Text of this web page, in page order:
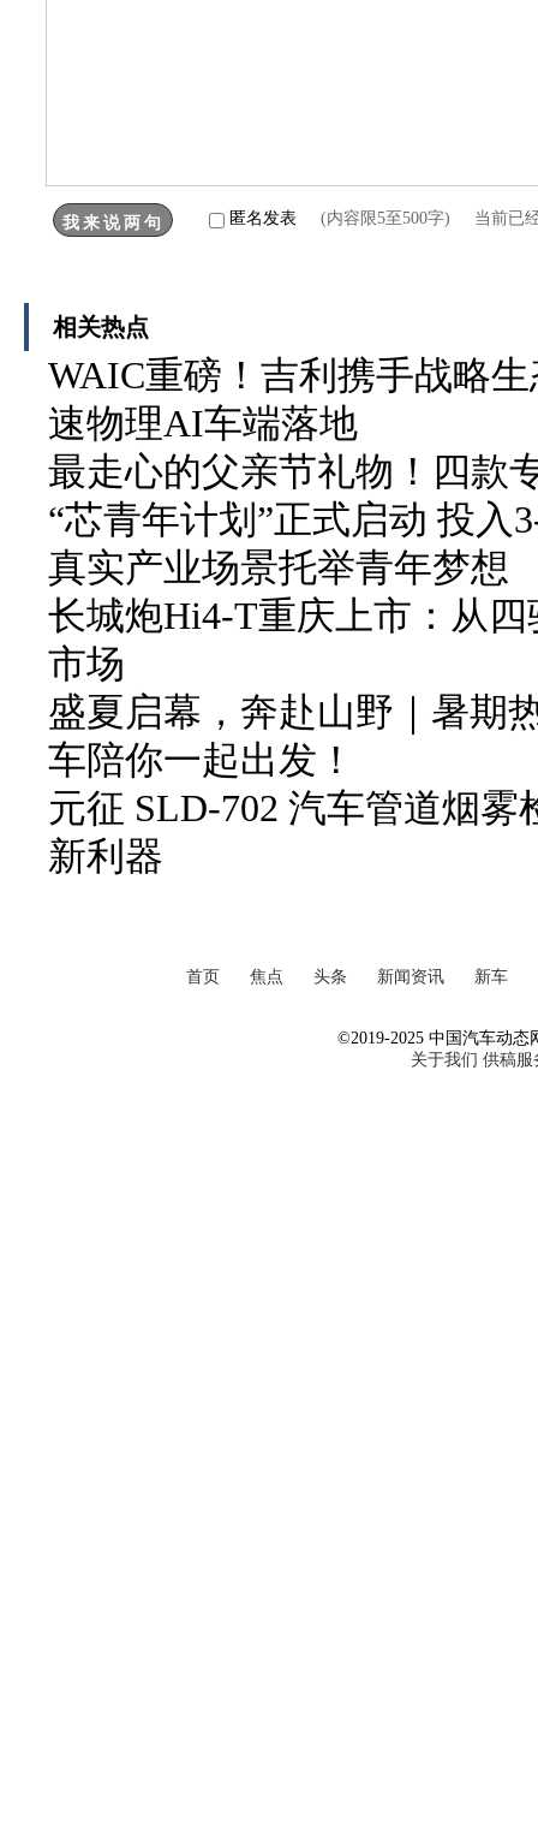
匿名发表 (内容限5至500字) 当前已
相关热点
WAIC重磅！吉利携手战略
速物理AI车端落地
最走心的父亲节礼物！四款
“芯青年计划”正式启动 投入
真实产业场景托举青年梦想
长城炮Hi4-T重庆上市：从
市场
盛夏启幕，奔赴山野｜暑期
车陪你一起出发！
元征 SLD-702 汽车管道烟
新利器
首页 焦点 头条 新闻资讯 新车
©2019-2025 中国汽车动态
关于我们 供稿服